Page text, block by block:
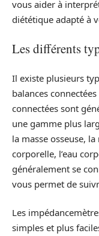
vous aider à
diététique adapté à
Les différents
Il existe plusieurs
balances
connectées sont
une gamme plus
la masse osseuse,
corporelle, l’eau
généralement se
vous permet de
Les
simples et plus